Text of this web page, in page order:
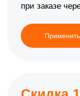
при заказе
Применить